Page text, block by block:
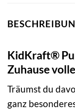
KidKraft®
Zuhause
Träumst du
ganz